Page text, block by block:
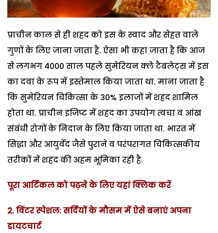
प्राचीन काल से ही शहद को इस के स्वाद और सेहत वाले
गुणों के लिए जाना जाता है. ऐसा भी कहा जाता है कि आज
से लगभग 4000 साल पहले सुमेरियन क्ले टैबलेट्स में इस
का दवा के रूप में इस्तेमाल किया जाता था. माना जाता है
कि सुमेरियन चिकित्सा के 30% इलाजों में शहद शामिल
होता था. प्राचीन इजिप्ट में शहद का उपयोग त्वचा व आंख
संबंधी रोगों के निदान के लिए किया जाता था. भारत में
सिद्धा और आयुर्वेद जैसे पुराने व परंपरागत चिकित्सकीय
तरीकों में शहद की अहम भूमिका रही है.
पूरा आर्टिकल को पढ़ने के लिए यहां क्लिक करें
2. विंटर स्पेशल: सर्दियों के मौसम में ऐसे बनाएं अपना
डायटचार्ट